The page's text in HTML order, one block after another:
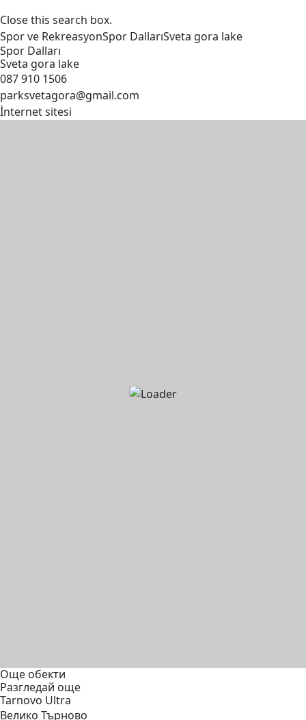
Close this search box.
Spor ve RekreasyonSpor DallarıSveta gora lake
Spor Dalları
Sveta gora lake
087 910 1506
parksvetagora@gmail.com
İnternet sitesi
Още обекти
Разгледай още
Tarnovo Ultra
Велико Търново